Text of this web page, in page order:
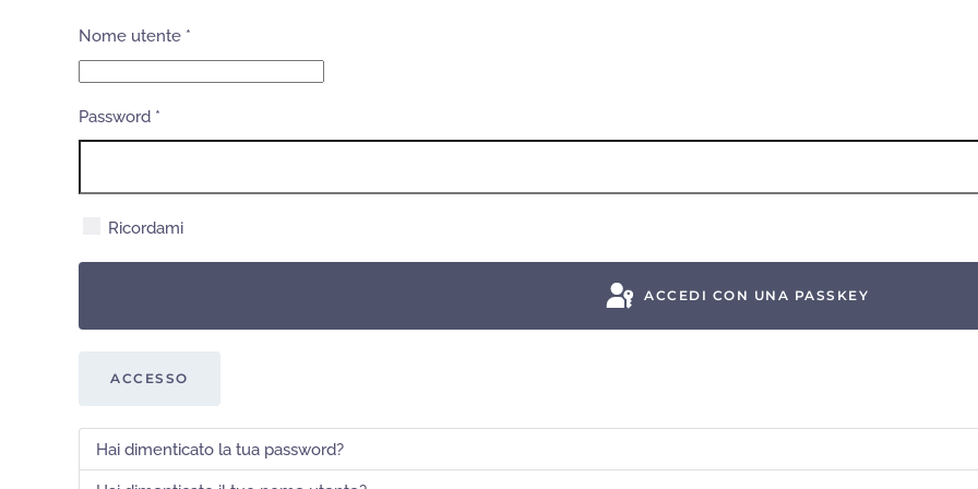
Nome utente *
Password *
Ricordami
ACCEDI CON UNA PASSKEY
ACCESSO
Hai dimenticato la tua password?